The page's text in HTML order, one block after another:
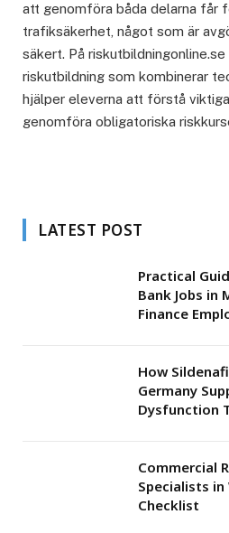
att genomföra båda delarna får
trafiksäkerhet, något som är
säkert. På
riskutbildning som kombinerar
hjälper eleverna att förstå
genomföra obligatoriska
LATEST POST
Practical
Bank Jobs in
Finance
How
Germany
Dysfunction
Commercial
Specialists
Checklist